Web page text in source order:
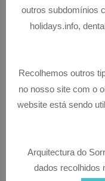
outros subdomínios
holidays.info,
Recolhemos outros
no nosso site com o
website está sendo
Arquitectura do
dados recolhidos